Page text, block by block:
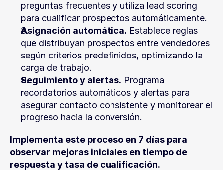
preguntas frecuentes y utiliza lead scoring
para cualificar prospectos automáticamente.
Asignación automática. Establece reglas
que distribuyan prospectos entre vendedores
según criterios predefinidos, optimizando la
carga de trabajo.
Seguimiento y alertas. Programa
recordatorios automáticos y alertas para
asegurar contacto consistente y monitorear el
progreso hacia la conversión.
Implementa este proceso en 7 días para
observar mejoras iniciales en tiempo de
respuesta y tasa de cualificación.